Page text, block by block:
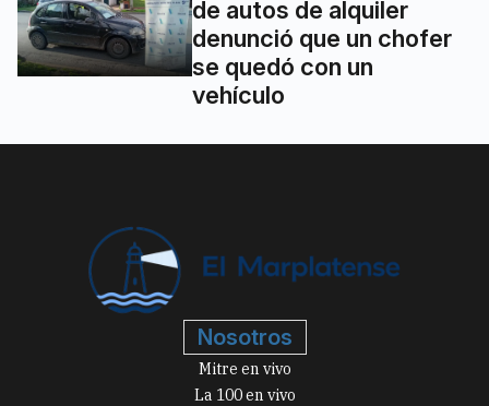
de autos de alquiler
denunció que un chofer
se quedó con un
vehículo
Nosotros
Mitre en vivo
La 100 en vivo